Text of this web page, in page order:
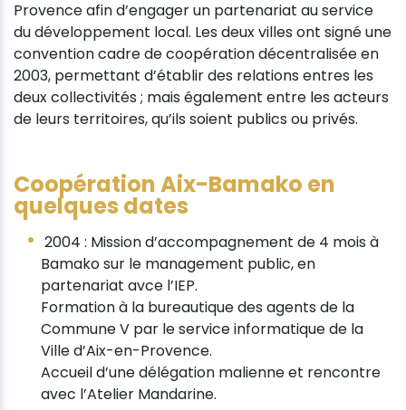
Provence afin d’engager un partenariat au service
du développement local. Les deux villes ont signé une
convention cadre de coopération décentralisée en
2003, permettant d’établir des relations entres les
deux collectivités ; mais également entre les acteurs
de leurs territoires, qu’ils soient publics ou privés.
Coopération Aix-Bamako en
quelques dates
2004 : Mission d’accompagnement de 4 mois à
Bamako sur le management public, en
partenariat avce l’IEP.
Formation à la bureautique des agents de la
Commune V par le service informatique de la
Ville d’Aix-en-Provence.
Accueil d’une délégation malienne et rencontre
avec l’Atelier Mandarine.